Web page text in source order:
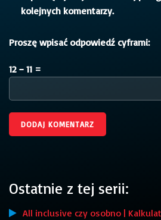
kolejnych komentarzy.
Proszę wpisać odpowiedź cyframi:
12 − 11 =
Ostatnie z tej serii:
All inclusive czy osobno |